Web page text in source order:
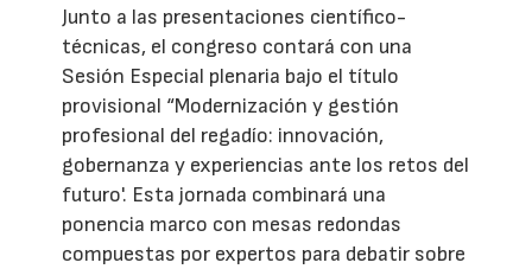
Junto a las presentaciones científico-
técnicas, el congreso contará con una
Sesión Especial plenaria bajo el título
provisional “Modernización y gestión
profesional del regadío: innovación,
gobernanza y experiencias ante los retos del
futuro'. Esta jornada combinará una
ponencia marco con mesas redondas
compuestas por expertos para debatir sobre